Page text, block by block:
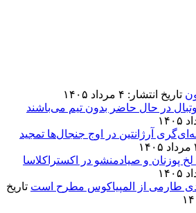
تاریخ انتشار: ۴ مرداد ۱۴۰۵
در حال حاضر بدون تیم می‌باشند
آرژانتین در اوج جنجال‌ها تمجید
لخ پوزنان و صیادمنشو در اکستراکلاسا
طارمی از المپیاکوس مطرح است تاریخ